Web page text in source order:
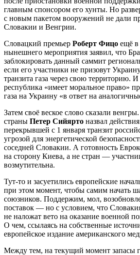
главным спонсором его хунты. Но
с новым пакетом вооружений не дали
Словакии и Венгрии.
Словацкий премьер Роберт Фицо ещё в
нынешнего мероприятия заявил, что
заблокировать данный саммит
если его участники не призовут
транзита газа через свою территорию.
республика «имеет моральное право»
газа на Украину «в ответ на
Затем своё веское слово сказали
страны Петер Сийярто назвал
перекрывшей с 1 января транзит
угрозой для энергетической
соседней Словакии. А готовность
на сторону Киева, а не стран —
возмутительна.
Тут-то и засуетились европейские
при этом момент, чтобы самим начать
союзников. Поддержим, мол,
поставок — но с условием, что
не наложат вето на оказание военной
О чем, ссылаясь на собственные
европейское издание американского
Между тем, на текущий момент запасы